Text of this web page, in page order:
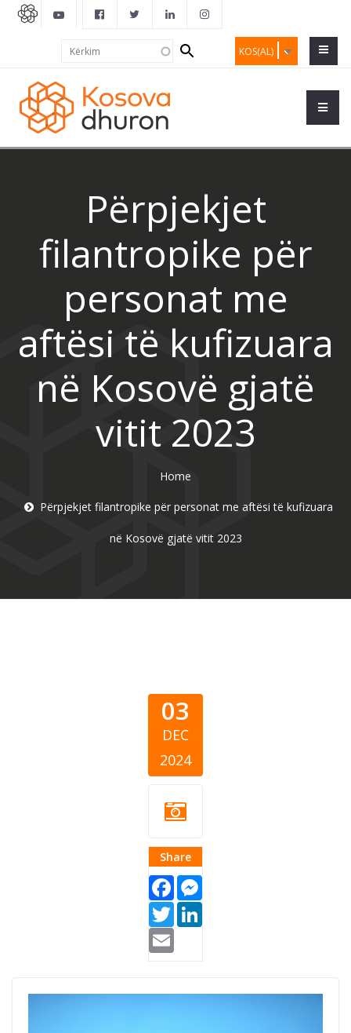
KOS(AL)
Search
form
Përpjekjet
filantropike për
personat me
aftësi të kufizuara
në Kosovë gjatë
vitit 2023
Home
Përpjekjet filantropike për personat me aftësi të kufizuara
në Kosovë gjatë vitit 2023
03
DEC
2024
Share
Facebook
Twitter
CEA Listicle